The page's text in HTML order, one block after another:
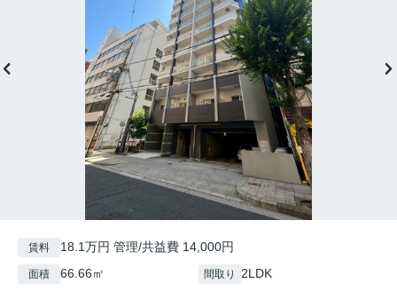
賃料 18.1万円 管理/共益費 14,000円
面積 66.66㎡ 間取り 2LDK